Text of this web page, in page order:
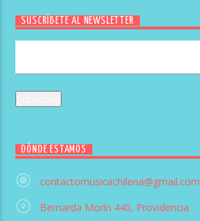
SUSCRÍBETE AL NEWSLETTER
DÓNDE ESTAMOS
contactomusicachilena@gmail.com
Bernarda Morín 440, Providencia